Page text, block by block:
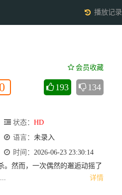
播放记录
会员收藏
193 134
状态： HD
语言： 未录入
时间： 2026-06-23 23:30:14
详情
。然而，一次偶然的邂逅动摇了